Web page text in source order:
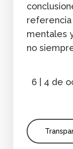
referencia
mentales
no
6 | 4 de